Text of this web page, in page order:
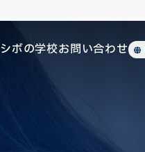
ボの学校お問い合わせ